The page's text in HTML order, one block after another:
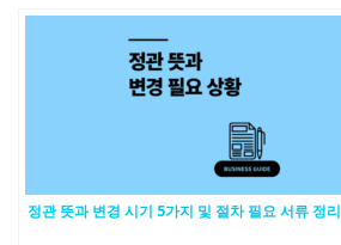
정관 뜻과 변경 시기 5가지 및 절차 필요 서류 정리